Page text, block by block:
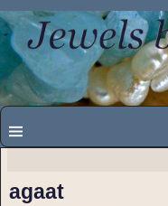
agaat